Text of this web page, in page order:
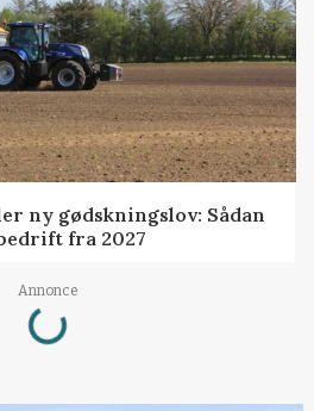
ny gødskningslov: Sådan
fra 2027
Annonce